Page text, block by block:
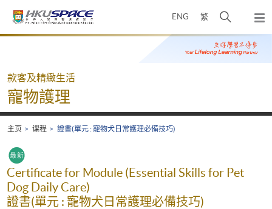
ENG 繁
开
搜
寻
弹
出
主
Main
款客及精緻生活
寵物護理
主页 课程 證書(單元 : 寵物犬日常護理必備技巧)
Certificate for Module (Essential Skills for Pet
Dog Daily Care)
證書(單元 : 寵物犬日常護理必備技巧)